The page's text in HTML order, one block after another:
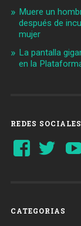
Muere un
después de
mujer
La pantalla
en la
REDES SOCIALES
Ver
perfil
Ver
perfil
CATEGORIAS